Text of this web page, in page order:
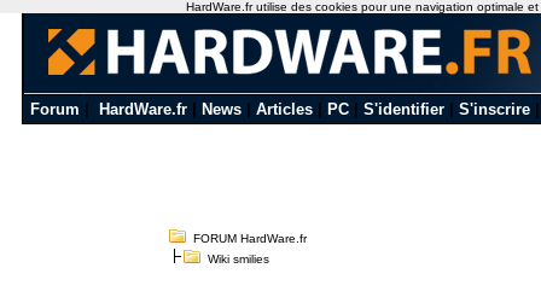
Forum HardWare.fr News Articles PC S'identifier S'inscrire
FORUM HardWare.fr
Wiki smilies
HardWare.fr utilise des cookies pour une navigation optimale